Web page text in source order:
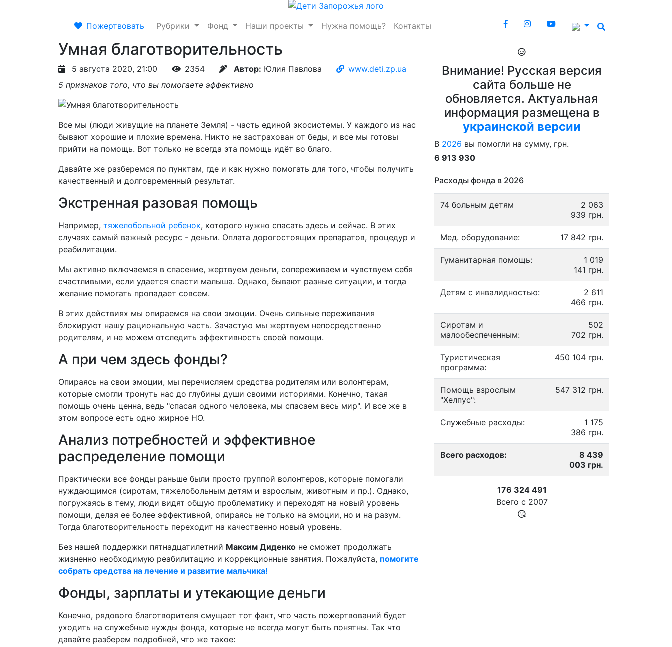
Пожертвовать Рубрики Фонд Наши проекты Нужна помощь? Контакты
Умная благотворительность
5 августа 2020, 21:00 2354 Автор: Юлия Павлова
www.deti.zp.ua
5 признаков того, что вы помогаете эффективно
Все мы (люди живущие на планете Земля) - часть единой экосистемы. У каждого из нас
бывают хорошие и плохие времена. Никто не застрахован от беды, и все мы готовы
прийти на помощь. Вот только не всегда эта помощь идёт во благо.
Давайте же разберемся по пунктам, где и как нужно помогать для того, чтобы получить
качественный и долговременный результат.
Экстренная разовая помощь
Например, тяжелобольной ребенок, которого нужно спасать здесь и сейчас. В этих
случаях самый важный ресурс - деньги. Оплата дорогостоящих препаратов, процедур и
реабилитации.
Мы активно включаемся в спасение, жертвуем деньги, сопереживаем и чувствуем себя
счастливыми, если удается спасти малыша. Однако, бывают разные ситуации, и тогда
желание помогать пропадает совсем.
В этих действиях мы опираемся на свои эмоции. Очень сильные переживания
блокируют нашу рациональную часть. Зачастую мы жертвуем непосредственно
родителям, и не можем отследить эффективность своей помощи.
А при чем здесь фонды?
Опираясь на свои эмоции, мы перечисляем средства родителям или волонтерам,
которые смогли тронуть нас до глубины души своими историями. Конечно, такая
помощь очень ценна, ведь "спасая одного человека, мы спасаем весь мир". И все же в
этом вопросе есть одно жирное НО.
Анализ потребностей и эффективное
распределение помощи
Практически все фонды раньше были просто группой волонтеров, которые помогали
нуждающимся (сиротам, тяжелобольным детям и взрослым, животным и пр.). Однако,
погружаясь в тему, люди видят общую проблематику и переходят на новый уровень
помощи, делая ее более эффективной, опираясь не только на эмоции, но и на разум.
Тогда благотворительность переходит на качественно новый уровень.
Без нашей поддержки пятнадцатилетний Максим Диденко не сможет продолжать
жизненно необходимую реабилитацию и коррекционные занятия. Пожалуйста, помогите
собрать средства на лечение и развитие мальчика!
Фонды, зарплаты и утекающие деньги
Конечно, рядового благотворителя смущает тот факт, что часть пожертвований будет
уходить на служебные нужды фонда, которые не всегда могут быть понятны. Так что
давайте разберем подробней, что же такое:
Внимание! Русская версия
сайта больше не
обновляется. Актуальная
информация размещена в
украинской версии
В 2026 вы помогли на сумму, грн.
6 913 930
Расходы фонда в 2026
74 больным детям
2 063
939 грн.
Мед. оборудование: 17 842 грн.
Гуманитарная помощь:
1 019
141 грн.
Детям с инвалидностью:
2 611
466 грн.
Сиротам и
малообеспеченным:
502
702 грн.
Туристическая
программа:
450 104 грн.
Помощь взрослым
"Хелпус":
547 312 грн.
Служебные расходы:
1 175
386 грн.
Всего расходов:
8 439
003 грн.
176 324 491
Всего с 2007